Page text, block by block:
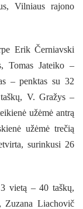
Vilniaus rajono
Erik Černiavski
Tomas Jateiko –
– penktas su 32
ų, V. Gražys –
užėmė antrą
užėmė trečią
surinkusi 26
vietą – 40 taškų,
Zuzana Liachovič